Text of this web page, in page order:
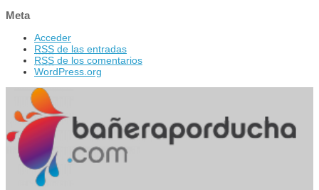
Meta
Acceder
RSS de las entradas
RSS de los comentarios
WordPress.org